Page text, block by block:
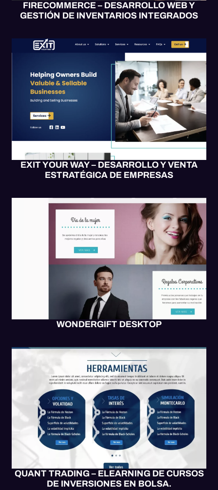
FIRECOMMERCE – DESARROLLO WEB Y
GESTIÓN DE INVENTARIOS INTEGRADOS
BLOGS
DISEÑO
EXIT YOUR WAY – DESARROLLO Y VENTA
ESTRATÉGICA DE EMPRESAS
ECOMMERCE MOBILE UX/UI
SITIO WEB
WONDERGIFT DESKTOP
MOBILE UX/UI
WEB UX/UI
QUANT TRADING – ELEARNING DE CURSOS
DE INVERSIONES EN BOLSA.